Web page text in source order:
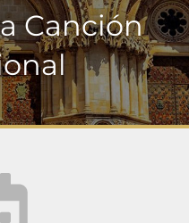
Canción